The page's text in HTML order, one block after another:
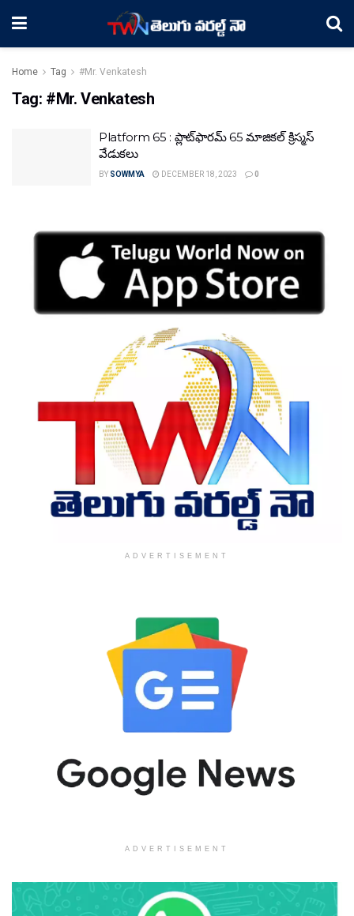
Home Tag #Mr. Venkatesh
Tag: #Mr. Venkatesh
Platform 65 : ప్లాట్‌ఫారమ్ 65 మాజికల్ క్రిస్మస్
వేడుకలు
BY SOWMYA DECEMBER 18, 2023 0
ADVERTISEMENT
ADVERTISEMENT